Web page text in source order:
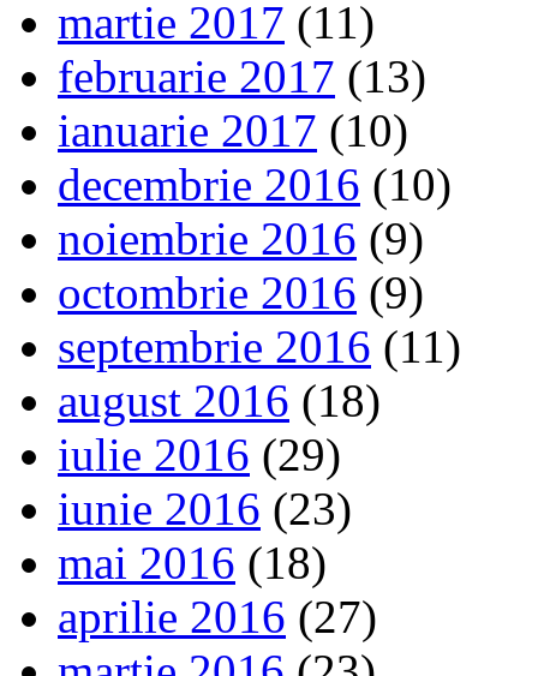
martie 2017 (11)
februarie 2017 (13)
ianuarie 2017 (10)
decembrie 2016 (10)
noiembrie 2016 (9)
octombrie 2016 (9)
septembrie 2016 (11)
august 2016 (18)
iulie 2016 (29)
iunie 2016 (23)
mai 2016 (18)
aprilie 2016 (27)